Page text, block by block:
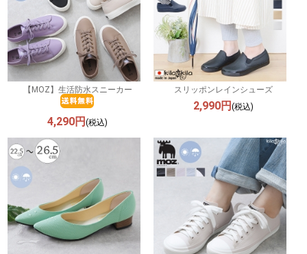
【MOZ】生活防水スニーカー
4,290円(税込)
スリッポンレインシューズ
2,990円 (税込)